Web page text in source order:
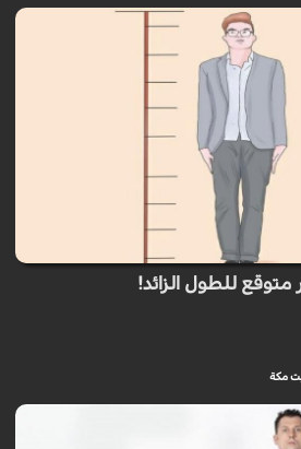
للطول الزائد!